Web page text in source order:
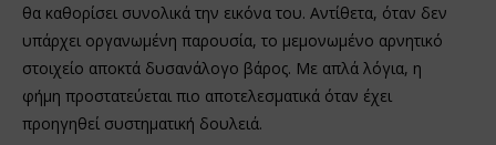
θα καθορίσει συνολικά την εικόνα του. Αντίθετα, όταν δεν
υπάρχει οργανωμένη παρουσία, το μεμονωμένο αρνητικό
στοιχείο αποκτά δυσανάλογο βάρος. Με απλά λόγια, η
φήμη προστατεύεται πιο αποτελεσματικά όταν έχει
προηγηθεί συστηματική δουλειά.